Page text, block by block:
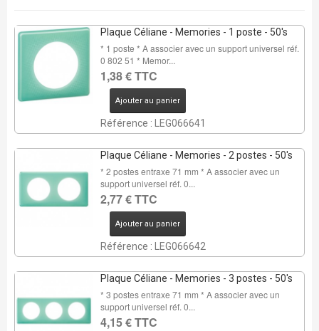
Plaque Céliane - Memories - 1 poste - 50's
* 1 poste * A associer avec un support universel réf.
0 802 51 * Memor...
1,38 € TTC
Ajouter au panier
Référence : LEG066641
Plaque Céliane - Memories - 2 postes - 50's
* 2 postes entraxe 71 mm * A associer avec un
support universel réf. 0...
2,77 € TTC
Ajouter au panier
Référence : LEG066642
Plaque Céliane - Memories - 3 postes - 50's
* 3 postes entraxe 71 mm * A associer avec un
support universel réf. 0...
4,15 € TTC